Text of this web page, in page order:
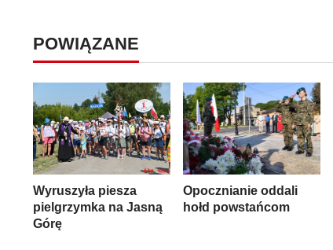
POWIĄZANE
Wyruszyła piesza
pielgrzymka na Jasną
Górę
Opocznianie oddali
hołd powstańcom